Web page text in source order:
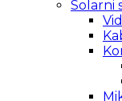
Solarni